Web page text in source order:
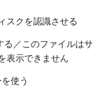
スクを認識させる
る／このファイルはサ
表示できません
使う